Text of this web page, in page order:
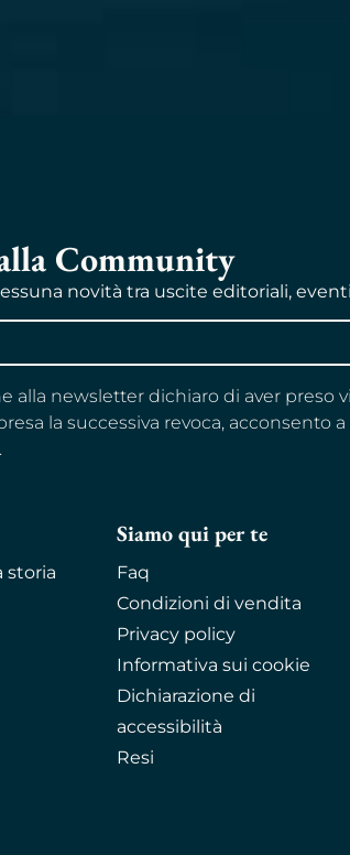
Community
novità tra uscite editoriali,
alla newsletter dichiaro di aver
la successiva revoca,
storia
Siamo qui per te
Faq
Condizioni di vendita
Privacy policy
Informativa sui cookie
Dichiarazione di
accessibilità
Resi